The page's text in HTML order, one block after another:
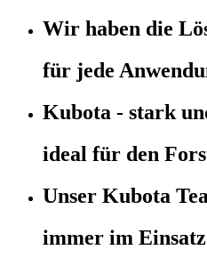
Wir haben die
für jede
Kubota - stark
ideal für den
Unser Kubota
immer im